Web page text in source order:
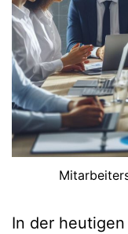
In der